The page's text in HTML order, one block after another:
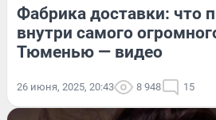
Фабрика доставки: что
внутри самого
Тюменью — видео
26 июня, 2025, 20:43 8 948 15